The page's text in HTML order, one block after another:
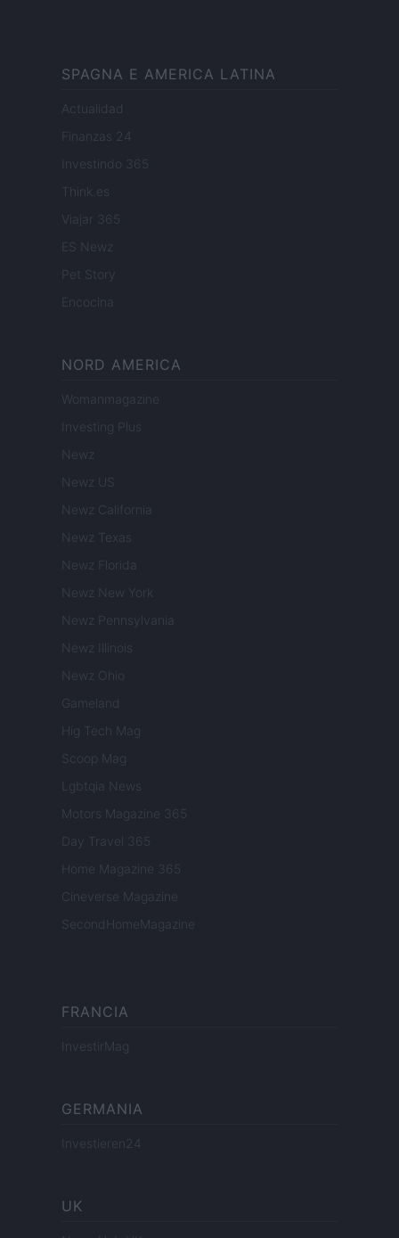
SPAGNA E AMERICA LATINA
Actualidad
Finanzas 24
Investindo 365
Think.es
Viajar 365
ES Newz
Pet Story
Encocina
NORD AMERICA
Womanmagazine
Investing Plus
Newz
Newz US
Newz California
Newz Texas
Newz Florida
Newz New York
Newz Pennsylvania
Newz Illinois
Newz Ohio
Gameland
Hig Tech Mag
Scoop Mag
Lgbtqia News
Motors Magazine 365
Day Travel 365
Home Magazine 365
Cineverse Magazine
SecondHomeMagazine
FRANCIA
InvestirMag
GERMANIA
Investieren24
UK